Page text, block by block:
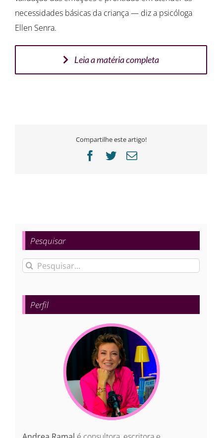
necessidades básicas da criança — diz a psicóloga
Ellen Senra.
Leia a matéria completa
Compartilhe este artigo!
Facebook
Twitter
E-
Pesquisar
Buscar
para:
Perfil